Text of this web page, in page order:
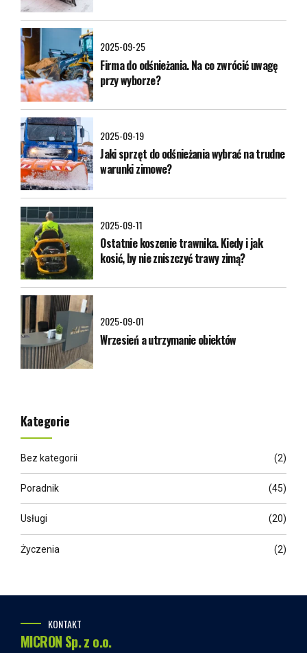
2025-09-25
Firma do odśnieżania. Na co zwrócić uwagę
przy wyborze?
2025-09-19
Jaki sprzęt do odśnieżania wybrać na trudne
warunki zimowe?
2025-09-11
Ostatnie koszenie trawnika. Kiedy i jak
kosić, by nie zniszczyć trawy zimą?
2025-09-01
Wrzesień a utrzymanie obiektów
Kategorie
Bez kategorii (2)
Poradnik (45)
Usługi (20)
Życzenia (2)
KONTAKT
MICRON Sp. z o.o.